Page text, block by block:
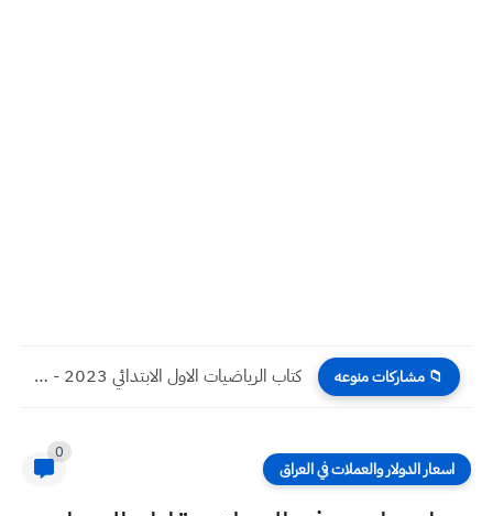
📁 مشاركات منوعه كتاب الرياضيات الاول الابتدائي 2023 - 2024 نسخة pdf
اسعار الدولار والعملات في العراق
0